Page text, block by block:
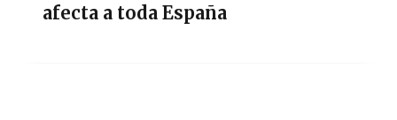
afecta a toda España